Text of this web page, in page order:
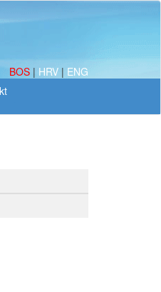
BOS | HRV | ENG